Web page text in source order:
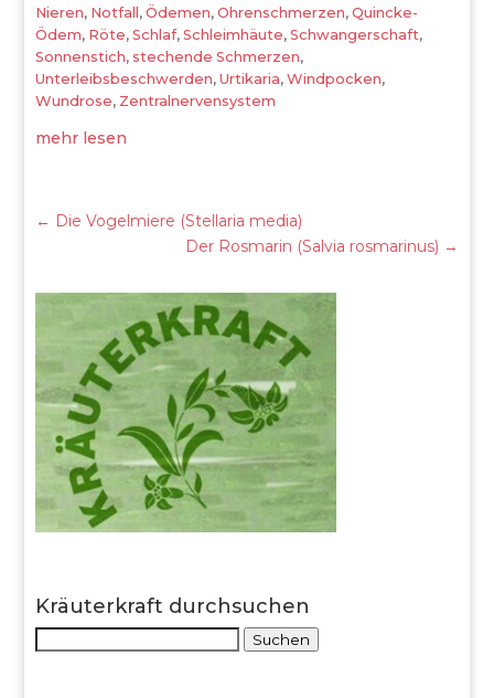
Nieren, Notfall ,Ödemen,Ohrenschmerzen,Quincke-
Ödem, Röte,Schlaf,Schleimhäute,Schwangerschaft,
Sonnenstich,stechende Schmerzen,
Unterleibsbeschwerden,Urtikaria,Windpocken,
Wundrose, Zentralnervensystem
mehr lesen
← Die Vogelmiere (Stellaria media)
Der Rosmarin (Salvia rosmarinus) →
Kräuterkraft durchsuchen
Suchen